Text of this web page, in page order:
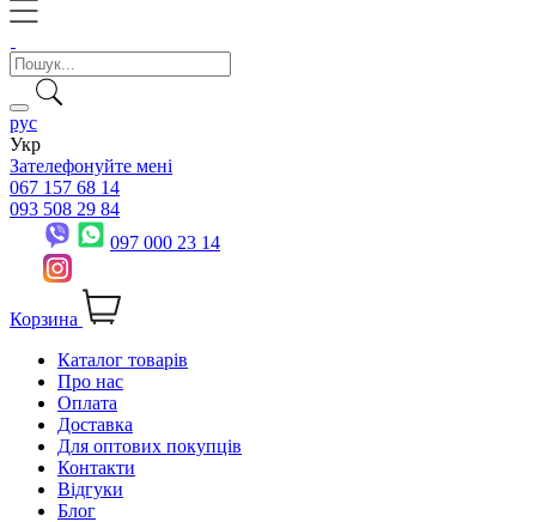
рус
Укр
Зателефонуйте мені
067 157 68 14
093 508 29 84
097 000 23 14
Корзина
Каталог товарів
Про нас
Оплата
Доставка
Для оптових покупців
Контакти
Відгуки
Блог